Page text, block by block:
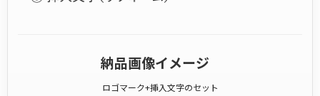
納品画像イメージ
ロゴマーク+挿入文字のセット